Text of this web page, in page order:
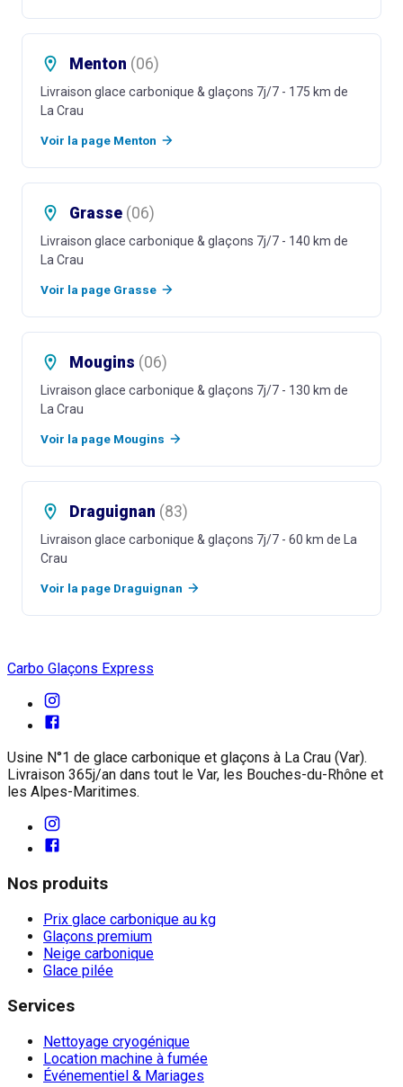
Menton (06)
Livraison glace carbonique & glaçons 7j/7 - 175 km de
La Crau
Voir la page Menton
Grasse (06)
Livraison glace carbonique & glaçons 7j/7 - 140 km de
La Crau
Voir la page Grasse
Mougins (06)
Livraison glace carbonique & glaçons 7j/7 - 130 km de
La Crau
Voir la page Mougins
Draguignan (83)
Livraison glace carbonique & glaçons 7j/7 - 60 km de La
Crau
Voir la page Draguignan
Carbo Glaçons Express
Usine N°1 de glace carbonique et glaçons à La Crau (Var).
Livraison 365j/an dans tout le Var, les Bouches-du-Rhône et
les Alpes-Maritimes.
Nos produits
Prix glace carbonique au kg
Glaçons premium
Neige carbonique
Glace pilée
Services
Nettoyage cryogénique
Location machine à fumée
Événementiel & Mariages